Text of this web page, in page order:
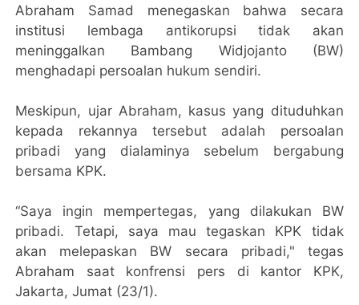
Abraham Samad menegaskan bahwa secara
institusi lembaga antikorupsi tidak akan
meninggalkan Bambang Widjojanto (BW)
menghadapi persoalan hukum sendiri.
Meskipun, ujar Abraham, kasus yang dituduhkan
kepada rekannya tersebut adalah persoalan
pribadi yang dialaminya sebelum bergabung
bersama KPK.
“Saya ingin mempertegas, yang dilakukan BW
pribadi. Tetapi, saya mau tegaskan KPK tidak
akan melepaskan BW secara pribadi," tegas
Abraham saat konfrensi pers di kantor KPK,
Jakarta, Jumat (23/1).